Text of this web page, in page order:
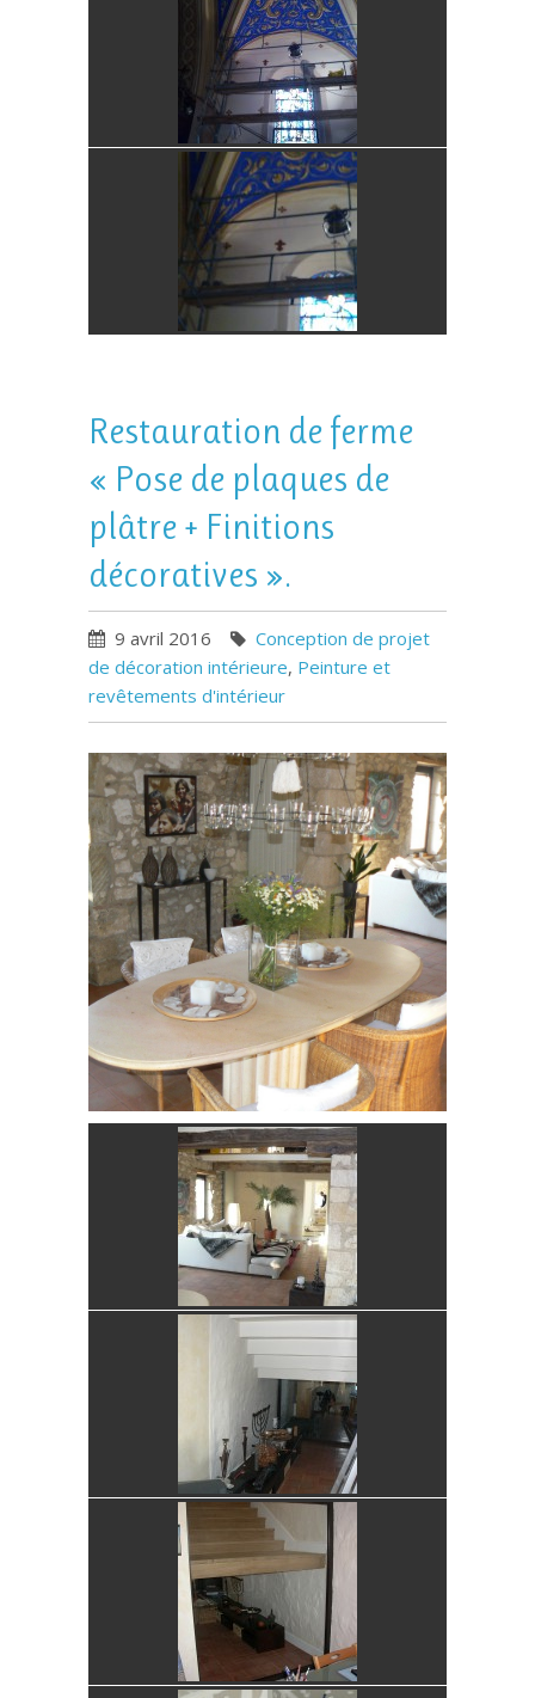
Restauration de ferme
« Pose de plaques de
plâtre + Finitions
décoratives ».
9 avril 2016
Conception de projet
de décoration intérieure, Peinture et
revêtements d'intérieur